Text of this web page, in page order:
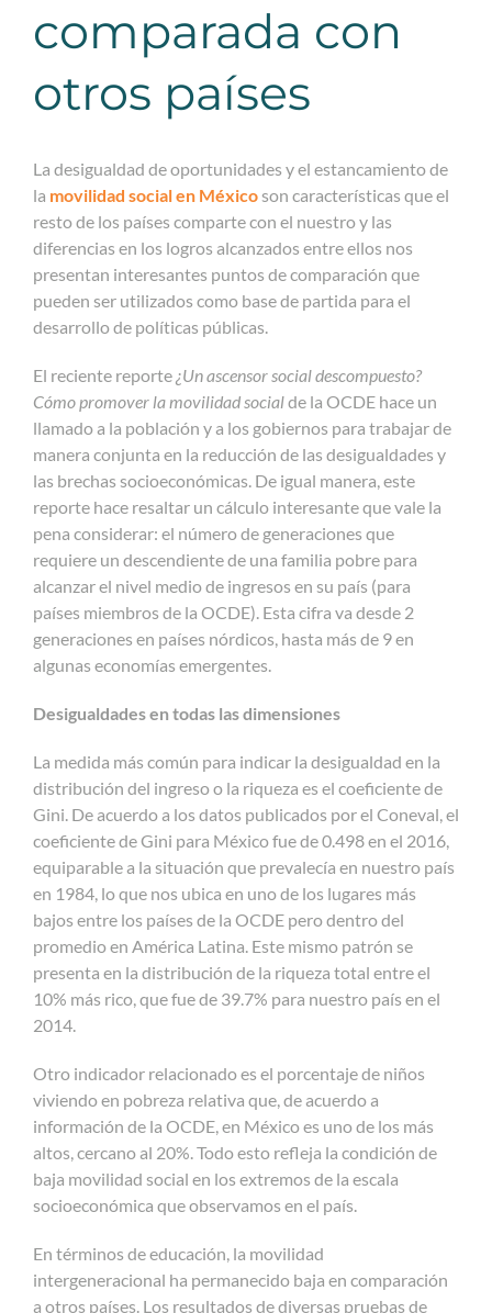
comparada con
otros países
La desigualdad de oportunidades y el estancamiento de
la movilidad social en México son características que el
resto de los países comparte con el nuestro y las
diferencias en los logros alcanzados entre ellos nos
presentan interesantes puntos de comparación que
pueden ser utilizados como base de partida para el
desarrollo de políticas públicas.
El reciente reporte ¿Un ascensor social descompuesto?
Cómo promover la movilidad socialde la OCDE hace un
llamado a la población y a los gobiernos para trabajar de
manera conjunta en la reducción de las desigualdades y
las brechas socioeconómicas. De igual manera, este
reporte hace resaltar un cálculo interesante que vale la
pena considerar: el número de generaciones que
requiere un descendiente de una familia pobre para
alcanzar el nivel medio de ingresos en su país (para
países miembros de la OCDE). Esta cifra va desde 2
generaciones en países nórdicos, hasta más de 9 en
algunas economías emergentes.
Desigualdades en todas las dimensiones
La medida más común para indicar la desigualdad en la
distribución del ingreso o la riqueza es el coeficiente de
Gini. De acuerdo a los datos publicados por el Coneval, el
coeficiente de Gini para México fue de 0.498 en el 2016,
equiparable a la situación que prevalecía en nuestro país
en 1984, lo que nos ubica en uno de los lugares más
bajos entre los países de la OCDE pero dentro del
promedio en América Latina. Este mismo patrón se
presenta en la distribución de la riqueza total entre el
10% más rico, que fue de 39.7% para nuestro país en el
2014.
Otro indicador relacionado es el porcentaje de niños
viviendo en pobreza relativa que, de acuerdo a
información de la OCDE, en México es uno de los más
altos, cercano al 20%. Todo esto refleja la condición de
baja movilidad social en los extremos de la escala
socioeconómica que observamos en el país.
En términos de educación, la movilidad
intergeneracional ha permanecido baja en comparación
a otros países. Los resultados de diversas pruebas de